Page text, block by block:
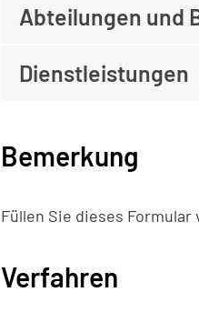
Abteilungen und
Dienstleistungen
Bemerkung
Füllen Sie dieses
Verfahren